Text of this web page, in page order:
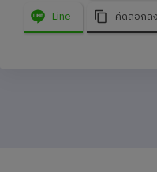
Line
คัดลอกลิ